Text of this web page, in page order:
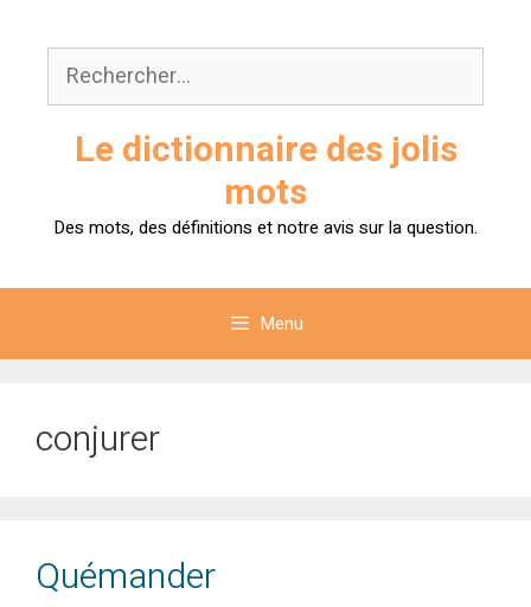
contenu
Rechercher :
Le dictionnaire des jolis
mots
Des mots, des définitions et notre avis sur la question.
Menu
conjurer
Quémander